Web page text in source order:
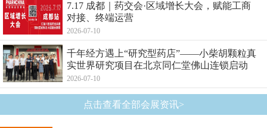
7.17 成都｜药交会·区域增长大会，赋能工商
对接、终端运营
2026-07-10
千年经方遇上“研究型药店”——小柴胡颗粒真
实世界研究项目在北京同仁堂佛山连锁启动
2026-07-10
点击查看全部会展资讯>